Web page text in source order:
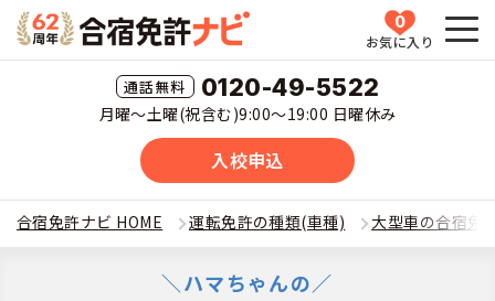
0
お気に入り
0120-49-5522
月曜〜土曜(祝含む)9:00〜19:00 日曜休み
入校申込
HOME
教習所一覧
運転免許の種類(車種)を選ぶ
合宿免許ナビ HOME 運転免許の種類(車種) 大型車の合宿免
＼ハマちゃんの／